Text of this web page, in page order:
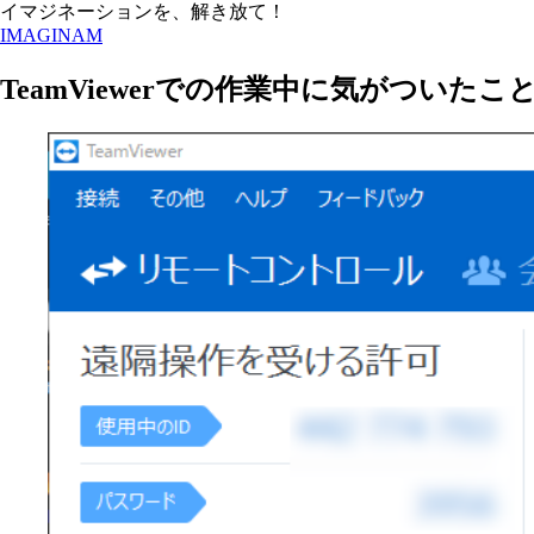
イマジネーションを、解き放て！
IMAGINAM
TeamViewerでの作業中に気がついたこ